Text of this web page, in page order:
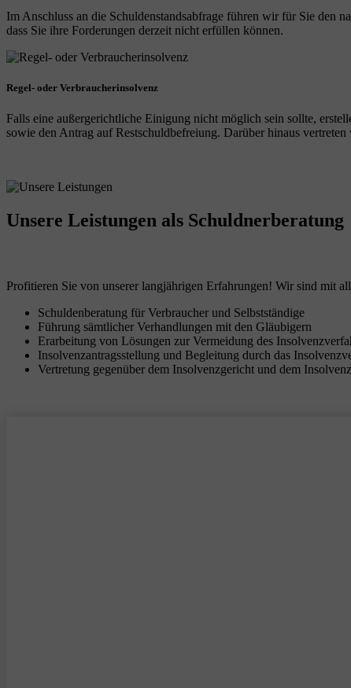
Im Anschluss an die Schuldenstandsabfrage führen wir für Sie den
dass Sie ihre Forderungen derzeit nicht erfüllen können.
Regel- oder Verbraucherinsolvenz
Falls eine außergerichtliche Einigung nicht möglich sein sollte,
sowie den Antrag auf Restschuldbefreiung. Darüber hinaus
Unsere Leistungen als Schuldnerberatung
Profitieren Sie von unserer langjährigen Erfahrungen! Wir sind mit
Schuldenberatung für Verbraucher und Selbstständige
Führung sämtlicher Verhandlungen mit den Gläubigern
Erarbeitung von Lösungen zur Vermeidung des
Insolvenzantragsstellung und Begleitung durch das
Vertretung gegenüber dem Insolvenzgericht und dem